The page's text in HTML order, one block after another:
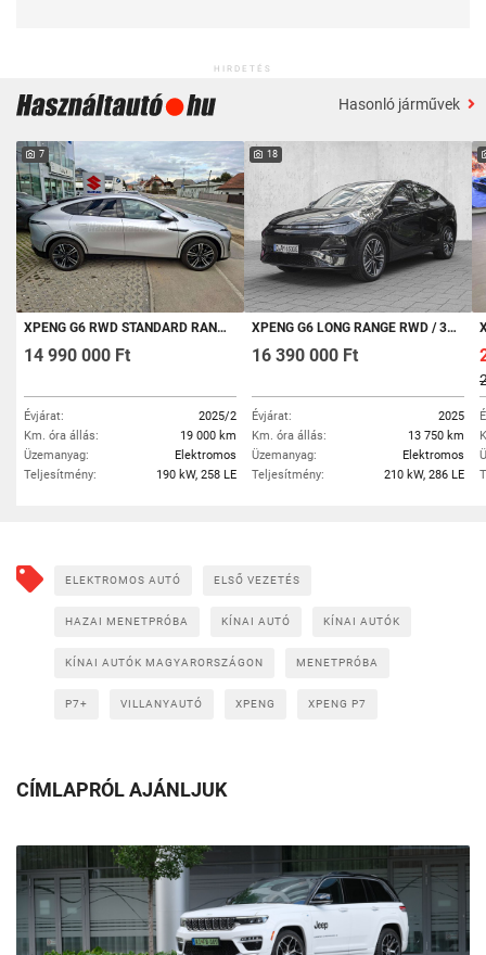
HIRDETÉS
Hasonló járművek
7
XPENG G6 RWD STANDARD RANGE/PANORÁMA TETŐ/360° KAMERA
14 990 000 Ft
Évjárat:
2025/2
Km. óra állás:
19 000 km
Üzemanyag:
Elektromos
Teljesítmény:
190 kW, 258 LE
18
XPENG G6 LONG RANGE RWD / 360 KAMERA
16 390 000 Ft
Évjárat:
2025
Km. óra állás:
13 750 km
Üzemanyag:
Elektromos
Teljesítmény:
210 kW, 286 LE
ELEKTROMOS AUTÓ ELSŐ VEZETÉS
HAZAI MENETPRÓBA KÍNAI AUTÓ KÍNAI AUTÓK
KÍNAI AUTÓK MAGYARORSZÁGON MENETPRÓBA
P7+ VILLANYAUTÓ XPENG XPENG P7
CÍMLAPRÓL AJÁNLJUK